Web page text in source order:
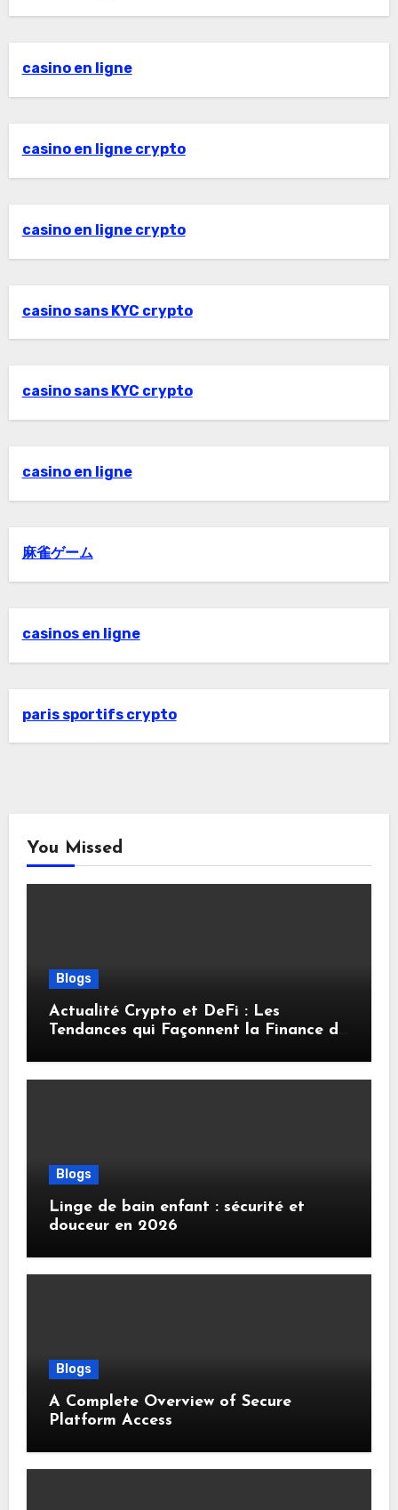
casino en ligne
casino en ligne crypto
casino en ligne crypto
casino sans KYC crypto
casino sans KYC crypto
casino en ligne
麻雀ゲーム
casinos en ligne
paris sportifs crypto
You Missed
Blogs
Actualité Crypto et DeFi : Les
Tendances qui Façonnent la Finance de
Blogs
Linge de bain enfant : sécurité et
douceur en 2026
Blogs
A Complete Overview of Secure
Platform Access